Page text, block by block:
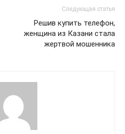
Следующая статья
Решив купить телефон,
женщина из Казани стала
жертвой мошенника